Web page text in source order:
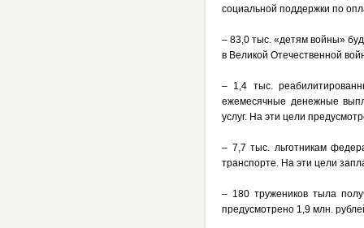
социальной поддержки по
– 83,0 тыс. «детям войны»
в Великой Отечественной
– 1,4 тыс.
ежемесячные денежные
услуг. На эти цели
– 7,7 тыс. льготникам
транспорте. На эти цели
– 180 тружеников тыла
предусмотрено 1,9 млн.